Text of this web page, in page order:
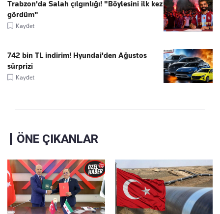
Trabzon'da Salah çılgınlığı! "Böylesini ilk kez
gördüm"
Kaydet
742 bin TL indirim! Hyundai'den Ağustos
sürprizi
Kaydet
ÖNE ÇIKANLAR